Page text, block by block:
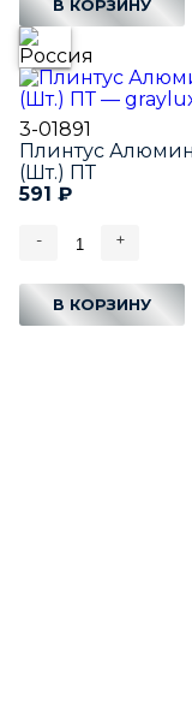
В КОРЗИНУ
3-01891
Плинтус
(Шт.) ПТ
591 ₽
- +
В КОРЗИНУ